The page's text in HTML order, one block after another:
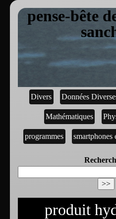
pense-bête
Divers Données
Mathématiques
programmes smartphones
produit